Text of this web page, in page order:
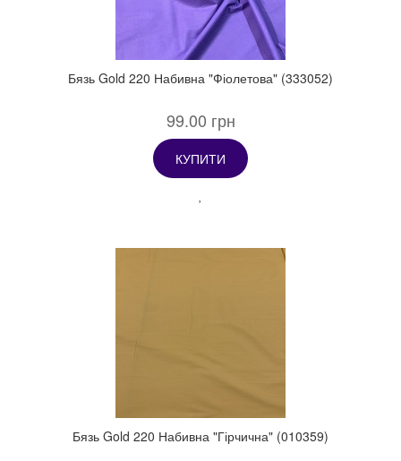
Бязь Gold 220 Набивна "Фіолетова" (333052)
99.00 грн
КУПИТИ
Бязь Gold 220 Набивна "Гірчична" (010359)